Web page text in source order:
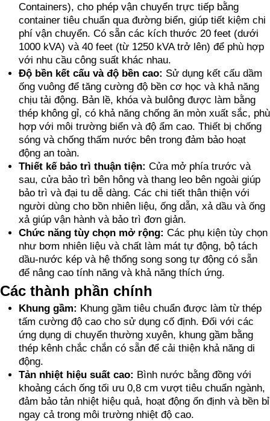
Containers), cho phép vận chuyển trực tiếp bằng
container tiêu chuẩn qua đường biển, giúp tiết kiệm chi
phí vận chuyển. Có sẵn các kích thước 20 feet (dưới
1000 kVA) và 40 feet (từ 1250 kVA trở lên) để phù hợp
với nhu cầu công suất khác nhau.
Độ bền kết cấu và độ bền cao: Sử dụng kết cấu dầm
ống vuông để tăng cường độ bền cơ học và khả năng
chịu tải động. Bản lề, khóa và bulông được làm bằng
thép không gỉ, có khả năng chống ăn mòn xuất sắc, phù
hợp với môi trường biển và độ ẩm cao. Thiết bị chống
sóng và chống thấm nước bên trong đảm bảo hoạt
động an toàn.
Thiết kế bảo trì thuận tiện: Cửa mở phía trước và
sau, cửa bảo trì bên hông và thang leo bên ngoài giúp
bảo trì và đại tu dễ dàng. Các chi tiết thân thiện với
người dùng cho bồn nhiên liệu, ống dẫn, xả dầu và ống
xả giúp vận hành và bảo trì đơn giản.
Chức năng tùy chọn mở rộng: Các phụ kiện tùy chọn
như bơm nhiên liệu và chất làm mát tự động, bộ tách
dầu-nước kép và hệ thống song song tự động có sẵn
để nâng cao tính năng và khả năng thích ứng.
Các thành phần chính
Khung gầm: Khung gầm tiêu chuẩn được làm từ thép
tấm cường độ cao cho sử dụng cố định. Đối với các
ứng dụng di chuyển thường xuyên, khung gầm bằng
thép kênh chắc chắn có sẵn để cải thiện khả năng di
động.
Tản nhiệt hiệu suất cao: Bình nước bằng đồng với
khoảng cách ống tối ưu 0,8 cm vượt tiêu chuẩn ngành,
đảm bảo tản nhiệt hiệu quả, hoạt động ổn định và bền bỉ
ngay cả trong môi trường nhiệt độ cao.